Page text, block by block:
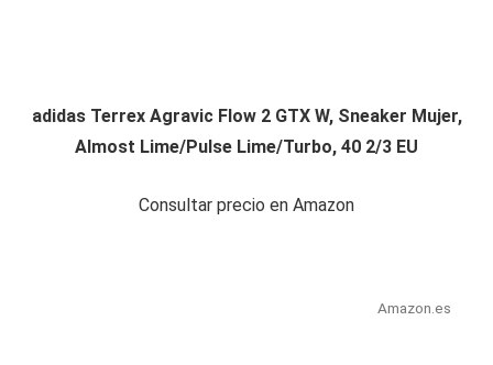
adidas Terrex Agravic Flow 2 GTX W, Sneaker Mujer,
Almost Lime/Pulse Lime/Turbo, 40 2/3 EU
Consultar precio en Amazon
Amazon.es